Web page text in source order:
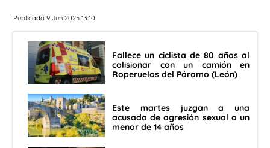
Publicado 9 Jun 2025 13:10
Fallece un ciclista de 80 años al
colisionar con un camión en
Roperuelos del Páramo (León)
Este martes juzgan a una
acusada de agresión sexual a un
menor de 14 años